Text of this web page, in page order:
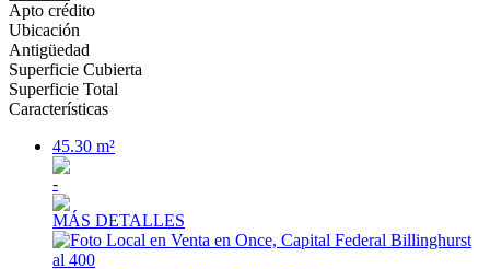
Apto crédito
Ubicación
Antigüedad
Superficie Cubierta
Superficie Total
Características
45.30 m²
-
MÁS DETALLES